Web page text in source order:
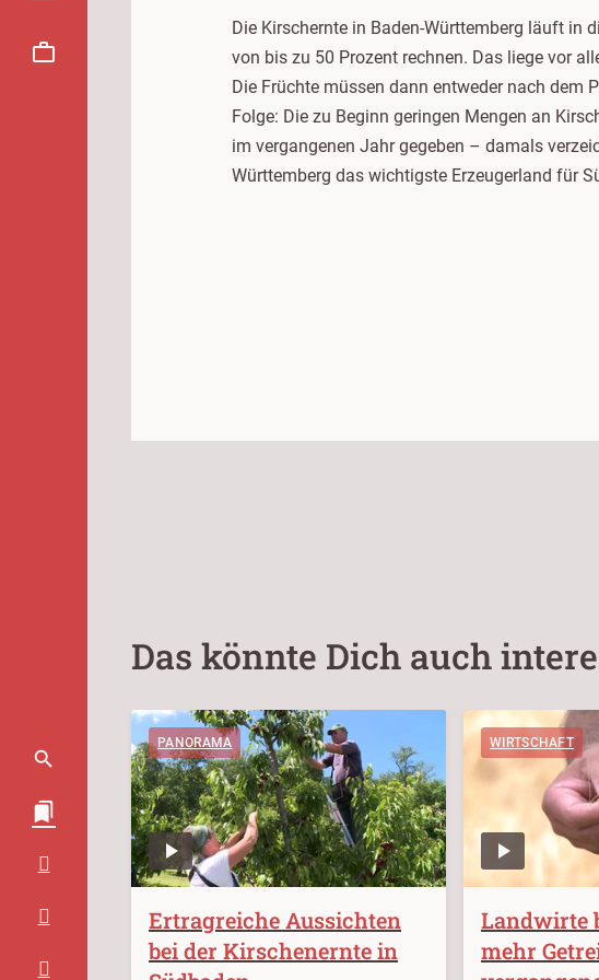
Die Kirschernte in Baden-Württemberg läuft in
von bis zu 50 Prozent rechnen. Das liege vor
Die Früchte müssen dann entweder nach dem
Folge: Die zu Beginn geringen Mengen an
im vergangenen Jahr gegeben – damals
Württemberg das wichtigste Erzeugerland für
Das könnte Dich auch
PANORAMA
Ertragreiche Aussichten
bei der Kirschenernte in
WIRTSCHAFT
Landwirte
mehr